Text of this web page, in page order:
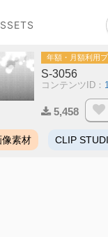
年額・月額利用
S-3056
コンテンツID：
5,458
像素材 CLIP